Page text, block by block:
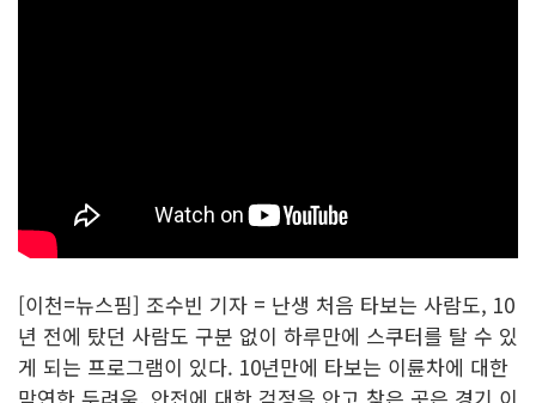
[이천=뉴스핌] 조수빈 기자 = 난생 처음 타보는 사람도, 10
년 전에 탔던 사람도 구분 없이 하루만에 스쿠터를 탈 수 있
게 되는 프로그램이 있다. 10년만에 타보는 이륜차에 대한